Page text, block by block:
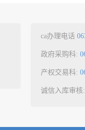
ca办理电话
政府采购科:
产权交易科:
诚信入库审